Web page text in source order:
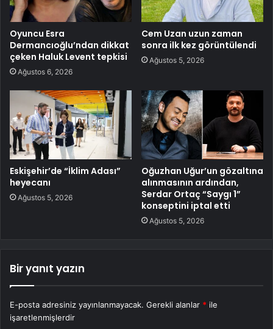
Oyuncu Esra
Dermancıoğlu’ndan dikkat
çeken Haluk Levent tepkisi
Ağustos 6, 2026
Cem Uzan uzun zaman
sonra ilk kez görüntülendi
Ağustos 5, 2026
Eskişehir’de “İklim Adası”
heyecanı
Ağustos 5, 2026
Oğuzhan Uğur’un gözaltına
alınmasının ardından,
Serdar Ortaç “Saygı 1”
konseptini iptal etti
Ağustos 5, 2026
Bir yanıt yazın
E-posta adresiniz yayınlanmayacak. Gerekli alanlar * ile
işaretlenmişlerdir